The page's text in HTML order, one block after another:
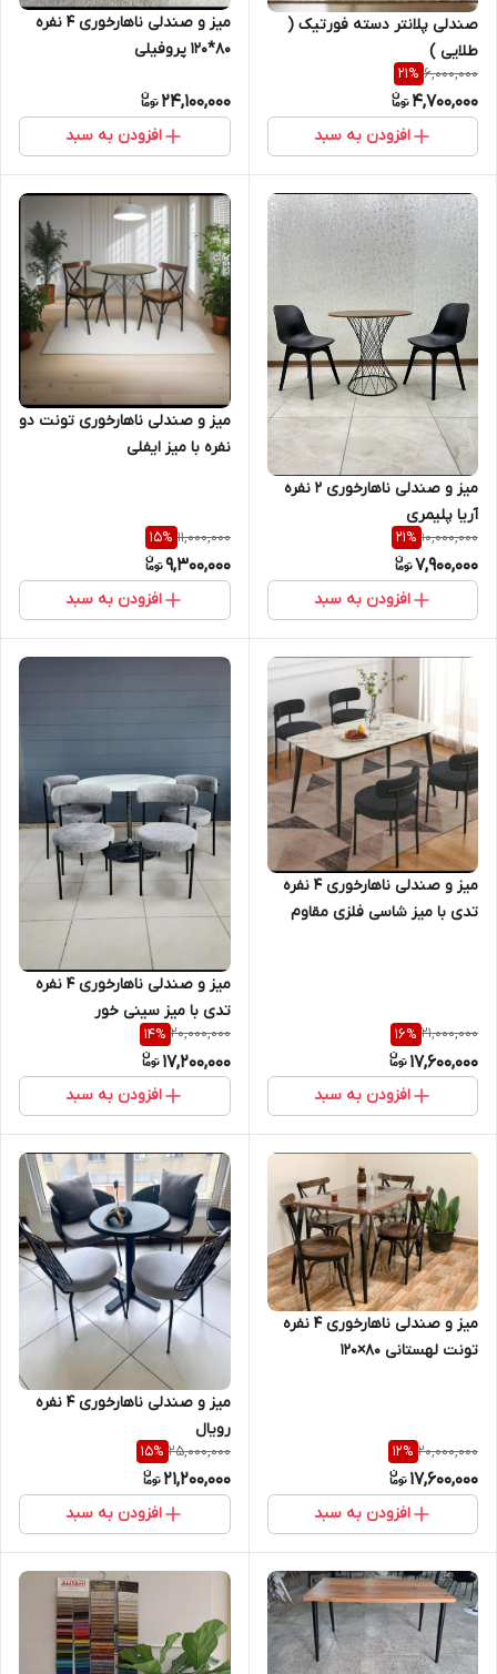
صندلی پلانتر دسته فورتیک (
طلایی )
6,000,000
21%
4,700,000
افزودن به سبد
میز و صندلی ناهارخوری ۴ نفره
80*120 پروفیلی
24,100,000
افزودن به سبد
میز و صندلی ناهارخوری ۲ نفره
آریا پلیمری
10,000,000
21%
7,900,000
افزودن به سبد
میز و صندلی ناهارخوری تونت دو
نفره با میز ایفلی
11,000,000
15%
9,300,000
افزودن به سبد
میز و صندلی ناهارخوری ۴ نفره
تدی با میز شاسی فلزی مقاوم
21,000,000
16%
17,600,000
افزودن به سبد
میز و صندلی ناهارخوری ۴ نفره
تدی با میز سینی خور
20,000,000
14%
17,200,000
افزودن به سبد
میز و صندلی ناهارخوری ۴ نفره
تونت لهستانی ۸۰×۱۲۰
20,000,000
12%
17,600,000
افزودن به سبد
میز و صندلی ناهارخوری ۴ نفره
رویال
25,000,000
15%
21,200,000
افزودن به سبد